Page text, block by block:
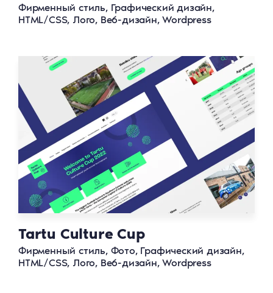
Фирменный стиль, Графический дизайн,
HTML/CSS, Лого, Веб-дизайн, Wordpress
Tartu Culture Cup
Фирменный стиль, Фото, Графический дизайн,
HTML/CSS, Лого, Веб-дизайн, Wordpress